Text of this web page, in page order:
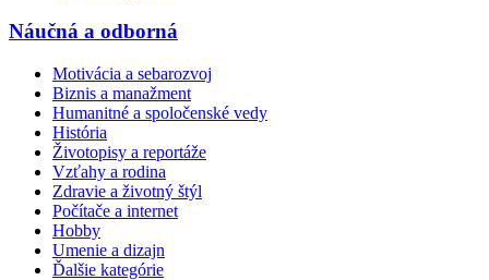
Náučná a odborná
Motivácia a sebarozvoj
Biznis a manažment
Humanitné a spoločenské vedy
História
Životopisy a reportáže
Vzťahy a rodina
Zdravie a životný štýl
Počítače a internet
Hobby
Umenie a dizajn
Ďalšie kategórie